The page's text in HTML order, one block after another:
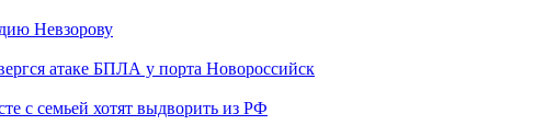
Невзорову
атаке БПЛА у порта Новороссийск
с семьей хотят выдворить из РФ